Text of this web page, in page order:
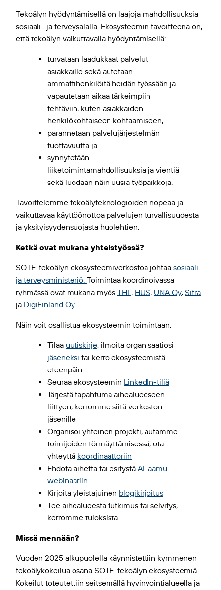
Tekoälyn hyödyntämisellä on laajoja mahdollisuuksia
sosiaali- ja terveysalalla. Ekosysteemin tavoitteena on,
että tekoälyn vaikuttavalla hyödyntämisellä:
turvataan laadukkaat palvelut
asiakkaille sekä autetaan
ammattihenkilöitä heidän työssään ja
vapautetaan aikaa tärkeimpiin
tehtäviin, kuten asiakkaiden
henkilökohtaiseen kohtaamiseen,
parannetaan palvelujärjestelmän
tuottavuutta ja
synnytetään
liiketoimintamahdollisuuksia ja vientiä
sekä luodaan näin uusia työpaikkoja.
Tavoittelemme tekoälyteknologioiden nopeaa ja
vaikuttavaa käyttöönottoa palvelujen turvallisuudesta
ja yksityisyydensuojasta huolehtien.
Ketkä ovat mukana yhteistyössä?
SOTE-tekoälyn ekosysteemiverkostoa johtaa sosiaali-
ja terveysministeriö. Toimintaa koordinoivassa
ryhmässä ovat mukana myös THL, HUS, UNA Oy, Sitra
ja DigiFinland Oy.
Näin voit osallistua ekosysteemin toimintaan:
Tilaa uutiskirje, ilmoita organisaatiosi
jäseneksi tai kerro ekosysteemistä
eteenpäin
Seuraa ekosysteemin LinkedIn-tiliä
Järjestä tapahtuma aihealueeseen
liittyen, kerromme siitä verkoston
jäsenille
Organisoi yhteinen projekti, autamme
toimijoiden törmäyttämisessä, ota
yhteyttä koordinaattoriin
Ehdota aihetta tai esitystä AI-aamu-
webinaariin
Kirjoita yleistajuinen blogikirjoitus
Tee aihealueesta tutkimus tai selvitys,
kerromme tuloksista
Missä mennään?
Vuoden 2025 alkupuolella käynnistettiin kymmenen
tekoälykokeilua osana SOTE-tekoälyn ekosysteemiä.
Kokeilut toteutettiin seitsemällä hyvinvointialueella ja